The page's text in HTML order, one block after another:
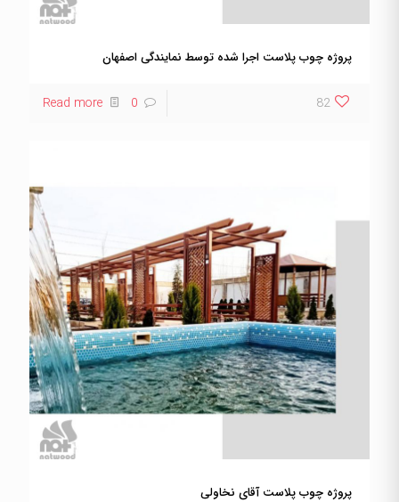
پروژه چوب پلاست اجرا شده توسط نمایندگی اصفهان
82
0
Read more
پروژه چوب پلاست آقای نخاولی